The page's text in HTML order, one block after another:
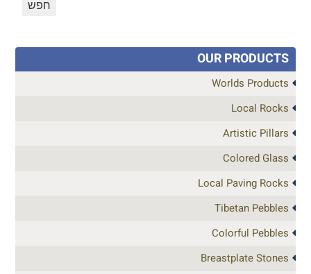
OUR PRODUCTS
Worlds Products
Local Rocks
Artistic Pillars
Colored Glass
Local Paving Rocks
Tibetan Pebbles
Colorful Pebbles
Breastplate Stones